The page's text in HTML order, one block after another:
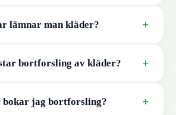
lämnar man kläder? +
bortforsling av kläder? +
bokar jag bortforsling? +